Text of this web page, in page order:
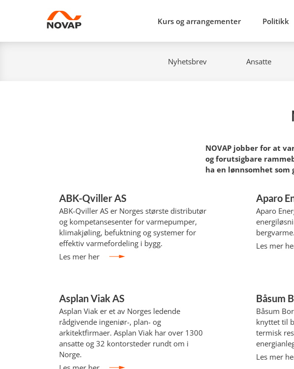
Kurs og arrangementer Politikk
Nyhetsbrev Ansatte
NOVAP jobber for at
og forutsigbare
ha en lønnsomhet som
ABK-Qviller AS
ABK-Qviller AS er Norges største distributør
og kompetansesenter for varmepumper,
klimakjøling, befuktning og systemer for
effektiv varmefordeling i bygg.
Les mer her
Aparo
Aparo
bergvarme.
Les mer
Asplan Viak AS
Asplan Viak er et av Norges ledende
rådgivende ingeniør-, plan- og
arkitektfirmaer. Asplan Viak har over 1300
ansatte og 32 kontorsteder rundt om i
Norge.
Båsum
Båsum
knyttet til
termisk
Les mer